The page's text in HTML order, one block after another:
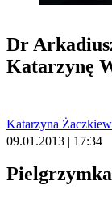
Dr
Katarzynę
Katarzyna
09.01.2013 | 17:34